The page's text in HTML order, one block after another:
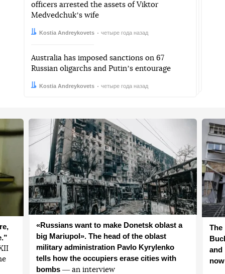
officers arrested the assets of Viktor
Medvedchukʼs wife
Автор:
Kostia Andreykovets
Дата: четыре года назад
Australia has imposed sanctions on 67
Russian oligarchs and Putinʼs entourage
Автор:
Kostia Andreykovets
Дата: четыре года назад
«Russians want to make Donetsk oblast a
big Mariupol». The head of the oblast
military administration Pavlo Kyrylenko
tells how the occupiers erase cities with
bombs ― an interview
The
and
now